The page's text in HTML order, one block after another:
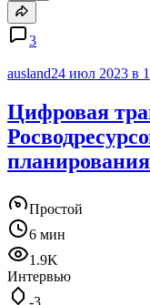
3
ausland24 июл 2023 в
Цифровая
Простой
6 мин
1.9K
Интервью
-3